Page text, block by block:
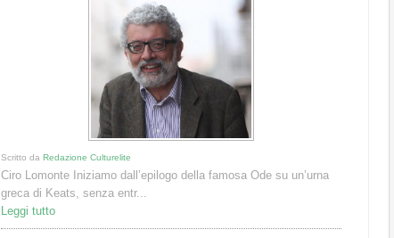
Scritto daRedazione Culturelite
Ciro Lomonte Iniziamo dall’epilogo della famosa Ode su un’urna
greca di Keats, senza entr...
Leggi tutto